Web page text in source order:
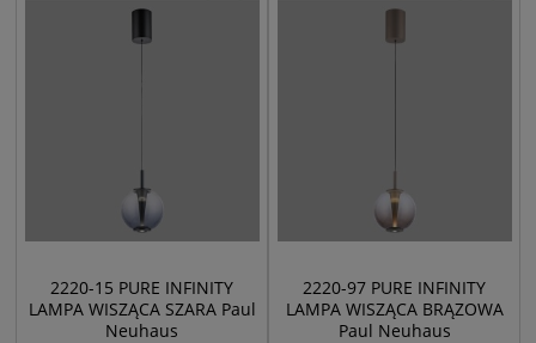
2220-15 PURE INFINITY
LAMPA WISZĄCA SZARA Paul
Neuhaus
2220-97 PURE INFINITY
LAMPA WISZĄCA BRĄZOWA
Paul Neuhaus